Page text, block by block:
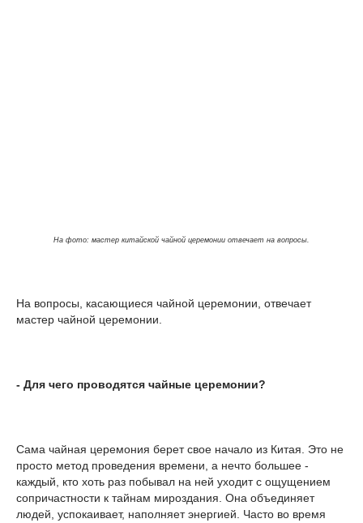
На фото: мастер китайской чайной церемонии отвечает на вопросы.
На вопросы, касающиеся чайной церемонии, отвечает
мастер чайной церемонии.
- Для чего проводятся чайные церемонии?
Сама чайная церемония берет свое начало из Китая. Это не
просто метод проведения времени, а нечто большее -
каждый, кто хоть раз побывал на ней уходит с ощущением
сопричастности к тайнам мироздания. Она объединяет
людей, успокаивает, наполняет энергией. Часто во время